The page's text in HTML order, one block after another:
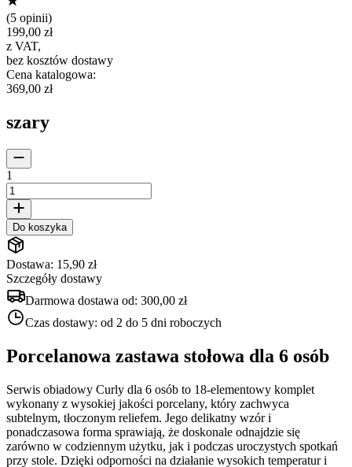
(5 opinii)
199,00 zł
z VAT,
bez kosztów dostawy
Cena katalogowa:
369,00 zł
szary
1
Do koszyka
Dostawa: 15,90 zł
Szczegóły dostawy
Darmowa dostawa od: 300,00 zł
Czas dostawy: od 2 do 5 dni roboczych
Porcelanowa zastawa stołowa dla 6 osób
Serwis obiadowy Curly dla 6 osób to 18-elementowy komplet
wykonany z wysokiej jakości porcelany, który zachwyca
subtelnym, tłoczonym reliefem. Jego delikatny wzór i
ponadczasowa forma sprawiają, że doskonale odnajdzie się
zarówno w codziennym użytku, jak i podczas uroczystych spotkań
przy stole. Dzięki odporności na działanie wysokich temperatur i